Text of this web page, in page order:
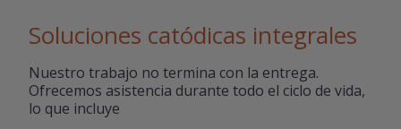
Soluciones catódicas integrales
Nuestro trabajo no termina con la entrega.
Ofrecemos asistencia durante todo el ciclo de vida,
lo que incluye